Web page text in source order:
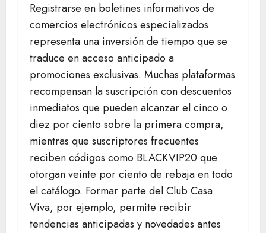
Registrarse en boletines informativos de
comercios electrónicos especializados
representa una inversión de tiempo que se
traduce en acceso anticipado a
promociones exclusivas. Muchas plataformas
recompensan la suscripción con descuentos
inmediatos que pueden alcanzar el cinco o
diez por ciento sobre la primera compra,
mientras que suscriptores frecuentes
reciben códigos como BLACKVIP20 que
otorgan veinte por ciento de rebaja en todo
el catálogo. Formar parte del Club Casa
Viva, por ejemplo, permite recibir
tendencias anticipadas y novedades antes